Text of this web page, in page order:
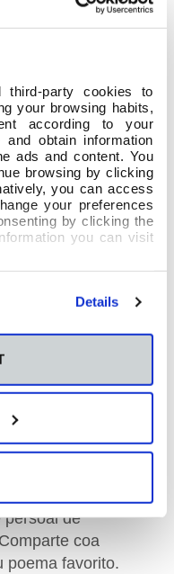
party cookies to
your browsing habits,
according to your
and obtain information
ads and content. You
browsing by clicking
you can access
your preferences
by clicking the
you can visit
Details
e poemas.
preguntas?
a razón a
domingo 21
un xénero
persoal de
coa
poema favorito.